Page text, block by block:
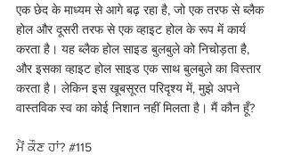
एक छेद के माध्यम से आगे बढ़ रहा है, जो एक तरफ से ब्लैक
होल और दूसरी तरफ से एक व्हाइट होल के रूप में कार्य
करता है। यह ब्लैक होल साइड बुलबुले को निचोड़ता है,
और इसका व्हाइट होल साइड एक साथ बुलबुले का विस्तार
करता है। लेकिन इस खूबसूरत परिदृश्य में, मुझे अपने
वास्तविक स्व का कोई निशान नहीं मिलता है। मैं कौन हूँ?
ਮੈਂ ਕੌਣ ਹਾਂ? #115